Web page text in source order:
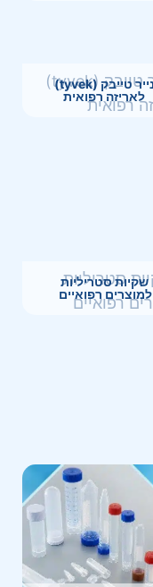
נייר טייבק (tyvek)
לאריזה רפואית
שקיות סטריליות
למוצרים רפואיים